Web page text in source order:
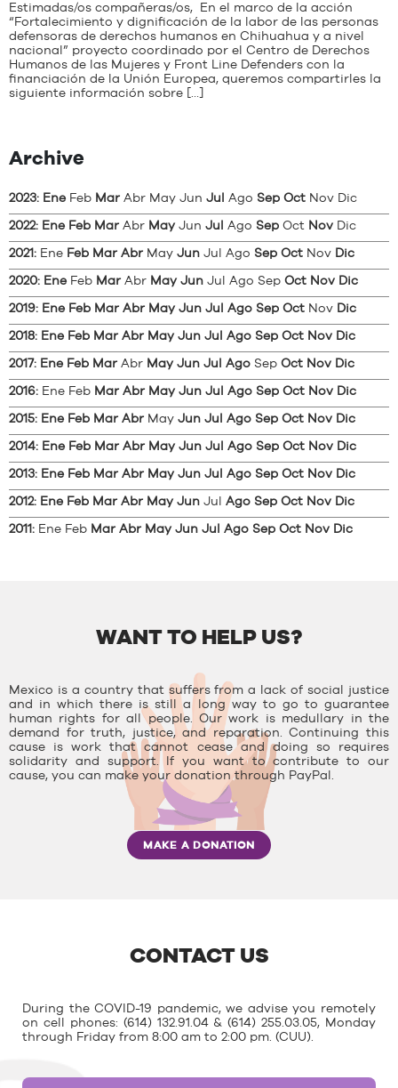
Estimadas/os compañeras/os, En el marco de la acción
“Fortalecimiento y dignificación de la labor de las personas
defensoras de derechos humanos en Chihuahua y a nivel
nacional” proyecto coordinado por el Centro de Derechos
Humanos de las Mujeres y Front Line Defenders con la
financiación de la Unión Europea, queremos compartirles la
siguiente información sobre […]
Archive
2023: Ene Feb Mar Abr May Jun Jul Ago Sep Oct Nov Dic
2022: Ene Feb Mar Abr May Jun Jul Ago Sep Oct Nov Dic
2021: Ene Feb Mar Abr May Jun Jul Ago Sep Oct Nov Dic
2020: Ene Feb Mar Abr May Jun Jul Ago Sep Oct Nov Dic
2019: Ene Feb Mar Abr May Jun Jul Ago Sep Oct Nov Dic
2018: Ene Feb Mar Abr May Jun Jul Ago Sep Oct Nov Dic
2017: Ene Feb Mar Abr May Jun Jul Ago Sep Oct Nov Dic
2016: Ene Feb Mar Abr May Jun Jul Ago Sep Oct Nov Dic
2015: Ene Feb Mar Abr May Jun Jul Ago Sep Oct Nov Dic
2014: Ene Feb Mar Abr May Jun Jul Ago Sep Oct Nov Dic
2013: Ene Feb Mar Abr May Jun Jul Ago Sep Oct Nov Dic
2012: Ene Feb Mar Abr May Jun Jul Ago Sep Oct Nov Dic
2011: Ene Feb Mar Abr May Jun Jul Ago Sep Oct Nov Dic
WANT TO HELP US?
Mexico is a country that suffers from a lack of social justice
and in which there is still a long way to go to guarantee
human rights for all people. Our work is medullary in the
demand for truth, justice, and reparation. Continuing this
cause is work that cannot cease and doing so requires
solidarity and support. If you want to contribute to our
cause, you can make your donation through PayPal.
MAKE A DONATION
CONTACT US
During the COVID-19 pandemic, we advise you remotely
on cell phones: (614) 132.91.04 & (614) 255.03.05, Monday
through Friday from 8:00 am to 2:00 pm. (CUU).